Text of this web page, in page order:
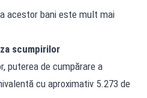
acestor bani este mult mai
scumpirilor
puterea de cumpărare a
cu aproximativ 5.273 de